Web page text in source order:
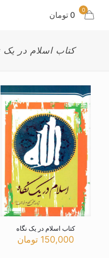
0 0 تومان
کتاب اسلام در یک
کتاب اسلام در یک نگاه
150,000 تومان